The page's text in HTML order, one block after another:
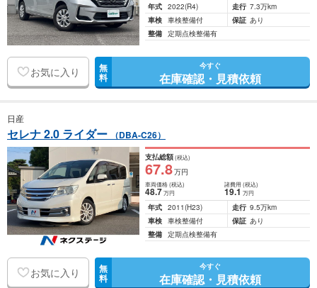
年式 2022(R4) 走行 7.3万km
車検 車検整備付 保証 あり
整備 定期点検整備有
お気に入り 無
料
今すぐ
在庫確認・見積依頼
日産
セレナ 2.0 ライダー （DBA-C26）
支払総額(税込)
67.8万円
車両価格(税込)
48.7万円
諸費用 (税込)
19.1 万円
年式 2011(H23) 走行 9.5万km
車検 車検整備付 保証 あり
整備 定期点検整備有
お気に入り 無
料
今すぐ
在庫確認・見積依頼